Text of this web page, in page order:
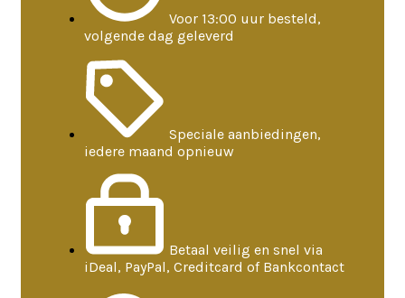
Voor 13:00 uur besteld,
volgende dag geleverd
Speciale aanbiedingen,
iedere maand opnieuw
Betaal veilig en snel via
iDeal, PayPal, Creditcard of Bankcontact